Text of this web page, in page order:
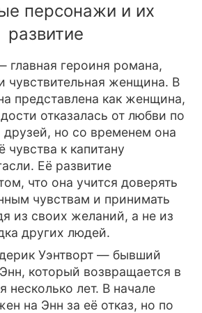
персонажи и их
развитие
главная героиня романа,
чувствительная женщина. В
представлена как женщина,
отказалась от любви по
друзей, но со временем она
чувства к капитану
Её развитие
что она учится доверять
чувствам и принимать
из своих желаний, а не из
других людей.
Уэнтворт — бывший
который возвращается в
несколько лет. В начале
на Энн за её отказ, но по